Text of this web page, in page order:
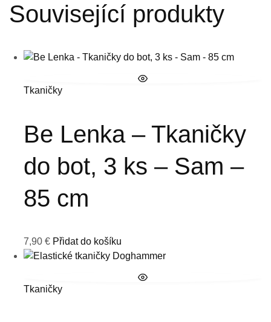
Související produkty
Tkaničky
Be Lenka – Tkaničky
do bot, 3 ks – Sam –
85 cm
7,90 € Přidat do košíku
Tkaničky